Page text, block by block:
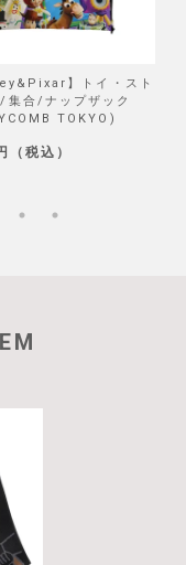
】トイ・スト
集合/ナップザック
TOKYO)
税込）